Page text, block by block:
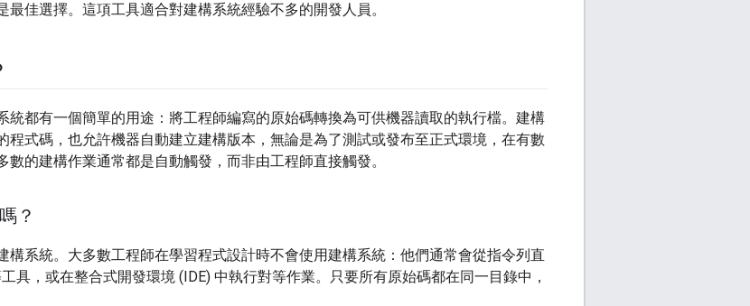
最佳選擇。這項工具適合對建構系統經驗不多的開發人員。
統都有一個簡單的用途：將工程師編寫的原始碼轉換為可供機器讀取的執行檔。建構
程式碼，也允許機器自動建立建構版本，無論是為了測試或發布至正式環境，在有數
數的建構作業通常都是自動觸發，而非由工程師直接觸發。
？
構系統。大多數工程師在學習程式設計時不會使用建構系統：他們通常會從指令列直
具，或在整合式開發環境 (IDE) 中執行對等作業。只要所有原始碼都在同一目錄中，